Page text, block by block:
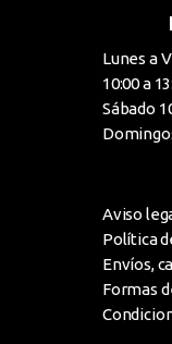
Lunes a
10:00 a
Sábado
Aviso
Política
Envíos,
Formas